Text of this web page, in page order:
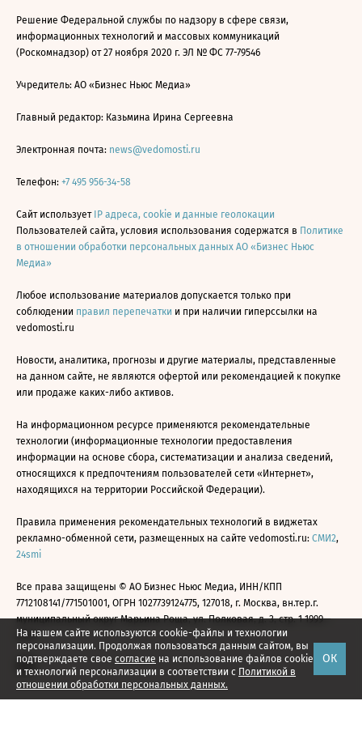
На нашем сайте используются cookie-файлы и технологии
персонализации. Продолжая пользоваться данным сайтом, вы
подтверждаете свое согласие на использование файлов cookie
и технологий персонализации в соответствии с Политикой в
отношении обработки персональных данных.
ОК
Решение Федеральной службы по надзору в сфере связи,
информационных технологий и массовых коммуникаций
(Роскомнадзор) от 27 ноября 2020 г. ЭЛ № ФС 77-79546
Учредитель: АО «Бизнес Ньюс Медиа»
Главный редактор: Казьмина Ирина Сергеевна
Электронная почта: news@vedomosti.ru
Телефон: +7 495 956-34-58
Сайт использует IP адреса, cookie и данные геолокации
Пользователей сайта, условия использования содержатся в Политике
в отношении обработки персональных данных АО «Бизнес Ньюс
Медиа»
Любое использование материалов допускается только при
соблюдении правил перепечатки и при наличии гиперссылки на
vedomosti.ru
Новости, аналитика, прогнозы и другие материалы, представленные
на данном сайте, не являются офертой или рекомендацией к покупке
или продаже каких-либо активов.
На информационном ресурсе применяются рекомендательные
технологии (информационные технологии предоставления
информации на основе сбора, систематизации и анализа сведений,
относящихся к предпочтениям пользователей сети «Интернет»,
находящихся на территории Российской Федерации).
Правила применения рекомендательных технологий в виджетах
рекламно-обменной сети, размещенных на сайте vedomosti.ru: СМИ2,
24smi
Все права защищены © АО Бизнес Ньюс Медиа, ИНН/КПП
7712108141/771501001, ОГРН 1027739124775, 127018, г. Москва, вн.тер.г.
муниципальный округ Марьина Роща, ул. Полковая, д. 3, стр. 1 1999—
2026